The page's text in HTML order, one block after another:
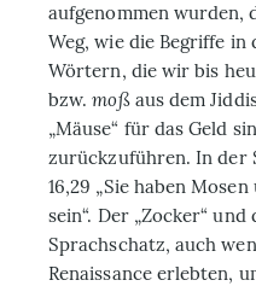
aufgenommen wurden,
Weg, wie die Begriffe
Wörtern, die wir bis
bzw.moßaus dem
„Mäuse“ für das Geld
zurückzuführen. In der
16,29 „Sie haben
sein“. Der „Zocker“
Sprachschatz, auch
Renaissance erlebten,